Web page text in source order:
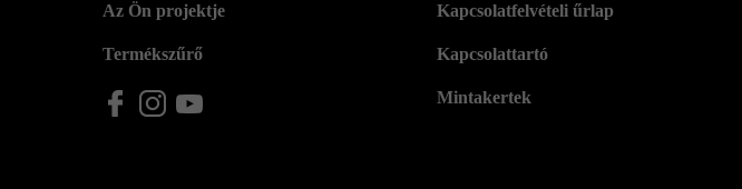
Az Ön projektje
Termékszűrő
Kapcsolatfelvételi űrlap
Kapcsolattartó
Mintakertek